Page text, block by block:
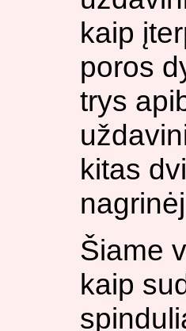
kaip
poros
trys
kitas
Šiame
kaip